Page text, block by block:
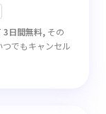
3日間無料, その
でもキャンセル